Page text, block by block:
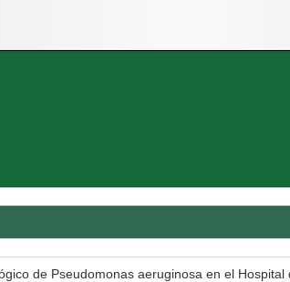
de Pseudomonas aeruginosa en el